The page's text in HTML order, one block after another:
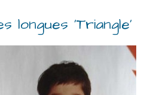
longues ‘Triangle’